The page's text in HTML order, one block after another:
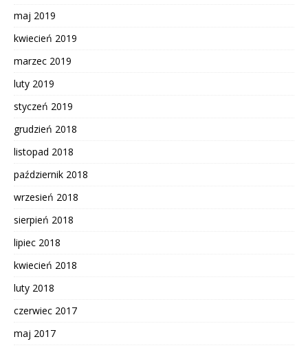
maj 2019
kwiecień 2019
marzec 2019
luty 2019
styczeń 2019
grudzień 2018
listopad 2018
październik 2018
wrzesień 2018
sierpień 2018
lipiec 2018
kwiecień 2018
luty 2018
czerwiec 2017
maj 2017